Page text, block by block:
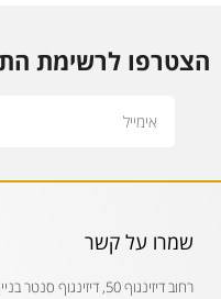
הצטרפו לרשימת
שמרו על קשר
רחוב דיזינגוף 50, דיזינגוף סנטר בניין ב׳, קומה שנייה, תל אביב